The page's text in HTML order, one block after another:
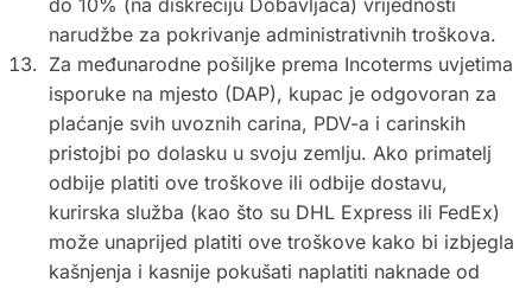
do 10% (na diskreciju Dobavljača) vrijednosti
narudžbe za pokrivanje administrativnih troškova.
Za međunarodne pošiljke prema Incoterms uvjetima
isporuke na mjesto (DAP), kupac je odgovoran za
plaćanje svih uvoznih carina, PDV-a i carinskih
pristojbi po dolasku u svoju zemlju. Ako primatelj
odbije platiti ove troškove ili odbije dostavu,
kurirska služba (kao što su DHL Express ili FedEx)
može unaprijed platiti ove troškove kako bi izbjegla
kašnjenja i kasnije pokušati naplatiti naknade od